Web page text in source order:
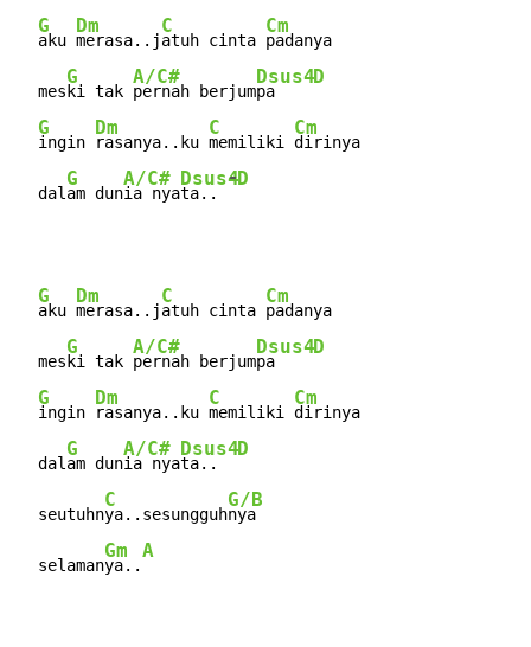
G
aku
Dm
merasa..j
C
atuh cinta
Cm
padanya
  mes
G
ki tak
A/C#
pernah berjum
Dsus4
pa
D
G
ingin
Dm
rasanya..ku
C
memiliki
Cm
dirinya
  dal
G
am dun
A/C#
ia nya
Dsus4
ta..
-D
G
aku
Dm
merasa..j
C
atuh cinta
Cm
padanya
  mes
G
ki tak
A/C#
pernah berjum
Dsus4
pa
D
G
ingin
Dm
rasanya..ku
C
memiliki
Cm
dirinya
  dal
G
am dun
A/C#
ia nya
Dsus4
ta..
D
  seutuhn
C
ya..sesungguh
G/B
nya
  selaman
Gm
ya..
A